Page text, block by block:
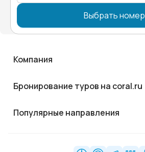
Выбрать номер
Компания
Бронирование туров на coral.ru
Популярные направления